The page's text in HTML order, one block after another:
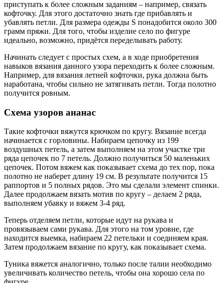
приступать к более сложным заданиям – например, связать
кофточку. Для этого достаточно знать где прибавлять и
убавлять петли. Для размера одежды S понадобится около 300
грамм пряжи. Для того, чтобы изделие село по фигуре
идеально, возможно, придётся переделывать работу.
Начинать следует с простых схем, а в ходе приобретения
навыков вязания данного узора переходить к более сложным.
Например, для вязания летней кофточки, рука должна быть
наработана, чтобы сильно не затягивать петли. Тогда полотно
получится ровным.
Схема узоров ананас
Такие кофточки вяжутся крючком по кругу. Вязание всегда
начинается с горловины. Набираем цепочку из 199
воздушных петель, а затем выполняем на этом участке три
ряда цепочек по 7 петель. Должно получиться 50 маленьких
цепочек. Потом вяжем как показывает схема до тех пор, пока
полотно не наберет длину 19 см. В результате получится 15
раппортов и 5 полных рядов. Это мы сделали элемент спинки.
Далее продолжаем вязать мотив по кругу – делаем 2 ряда,
выполняем убавку и вяжем 3-4 ряд.
Теперь отделяем петли, которые идут на рукава и
провязываем сами рукава. Для этого на том уровне, где
находится выемка, набираем 22 петельки и соединяем края.
Затем продолжаем вязание по кругу, как показывает схема.
Туника вяжется аналогично, только после талии необходимо
увеличивать количество петель, чтобы она хорошо села по